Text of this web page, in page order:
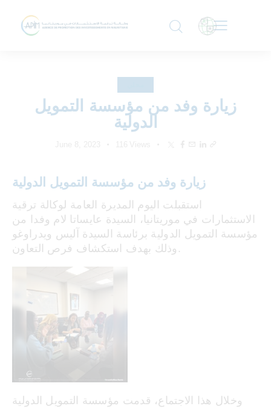
زيارة وفد من مؤسسة التمويل
الدولية
زيارة وفد من مؤسسة التمويل الدولية
استقبلت اليوم المديرة العامة لوكالة ترقية
الاستثمارات في موريتانيا، السيدة عايساتا لام وفدا من
مؤسسة التمويل الدولية برئاسة السيدة آليس ويدراوغو
وذلك بهدف استكشاف فرص التعاون.
وخلال هذا الاجتماع، قدمت مؤسسة التمويل الدولية